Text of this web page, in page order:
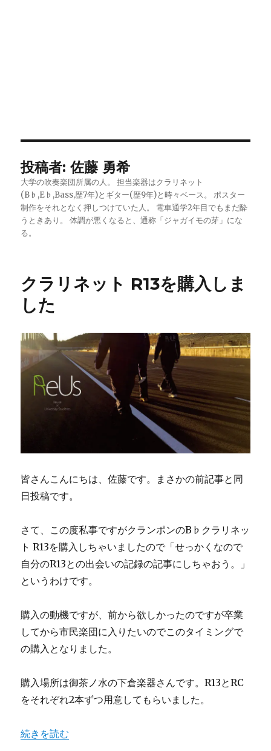
投稿者:佐藤 勇希
大学の吹奏楽団所属の人。 担当楽器はクラリネット
(B♭,E♭,Bass,歴7年)とギター(歴9年)と時々ベース。 ポスター
制作をそれとなく押しつけていた人。 電車通学2年目でもまだ酔
うときあり。 体調が悪くなると、通称「ジャガイモの芽」にな
る。
クラリネット R13を購入しま
した
皆さんこんにちは、佐藤です。まさかの前記事と同
日投稿です。
さて、この度私事ですがクランポンのB♭クラリネッ
ト R13を購入しちゃいましたので「せっかくなので
自分のR13との出会いの記録の記事にしちゃおう。」
というわけです。
購入の動機ですが、前から欲しかったのですが卒業
してから市民楽団に入りたいのでこのタイミングで
の購入となりました。
購入場所は御茶ノ水の下倉楽器さんです。R13とRC
をそれぞれ2本ずつ用意してもらいました。
“クラリネット R13を購入しました” の
続きを読む